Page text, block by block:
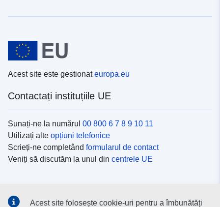
Acest site este gestionateuropa.eu
Contactați instituțiile UE
Sunați-ne la numărul 00 800 6 7 8 9 10 11
Utilizați alte opțiuni telefonice
Scrieți-ne completând formularul de contact
Veniți să discutăm la unul din centrele UE
Acest site folosește cookie-uri pentru a îmbunătăți